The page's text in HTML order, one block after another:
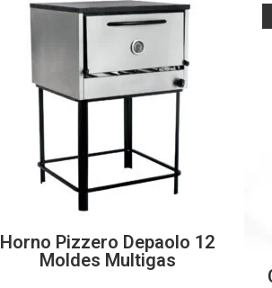
Horno Pizzero Depaolo 12
Moldes Multigas